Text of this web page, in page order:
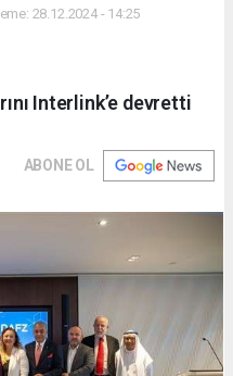
28.12.2024 - 14:25
Interlink’e devretti
ABONE OL